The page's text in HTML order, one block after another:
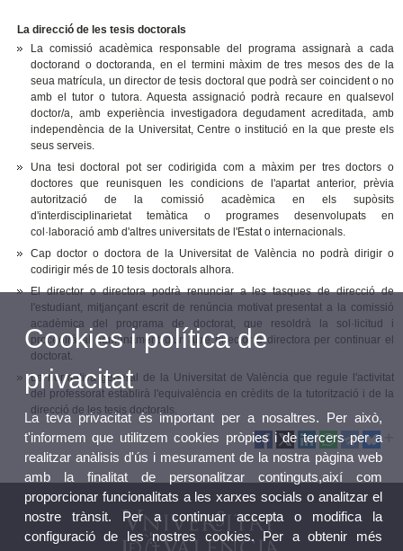
La direcció de les tesis doctorals
La comissió acadèmica responsable del programa assignarà a cada
doctorand o doctoranda, en el termini màxim de tres mesos des de la
seua matrícula, un director de tesis doctoral que podrà ser coincident o no
amb el tutor o tutora. Aquesta assignació podrà recaure en qualsevol
doctor/a, amb experiència investigadora degudament acreditada, amb
independència de la Universitat, Centre o institució en la que preste els
seus serveis.
Una tesi doctoral pot ser codirigida com a màxim per tres doctors o
doctores que reunisquen les condicions de l'apartat anterior, prèvia
autorització de la comissió acadèmica en els supòsits
d'interdisciplinarietat temàtica o programes desenvolupats en
col·laboració amb d'altres universitats de l'Estat o internacionals.
Cap doctor o doctora de la Universitat de València no podrà dirigir o
codirigir més de 10 tesis doctorals alhora.
El director o directora podrà renunciar a les tasques de direcció de
l'estudiant, mitjançant escrit de renúncia motivat presentat a la comissió
acadèmica del programa de doctorat, que resoldrà la sol·licitud i
procedirà al nomenament d'un altre director o directora per continuar el
doctorat.
La normativa general de la Universitat de València que regule l'activitat
del professorat establirà l'equivalència en crèdits de la tutorització i de la
direcció de les tesis doctorals.
Cookies i política de
privacitat
La teva privacitat és important per a nosaltres. Per això,
t'informem que utilitzem cookies pròpies i de tercers per a
realitzar anàlisis d'ús i mesurament de la nostra pàgina web
amb la finalitat de personalitzar continguts,així com
proporcionar funcionalitats a les xarxes socials o analitzar el
nostre trànsit. Per a continuar accepta o modifica la
configuració de les nostres cookies. Per a obtenir més